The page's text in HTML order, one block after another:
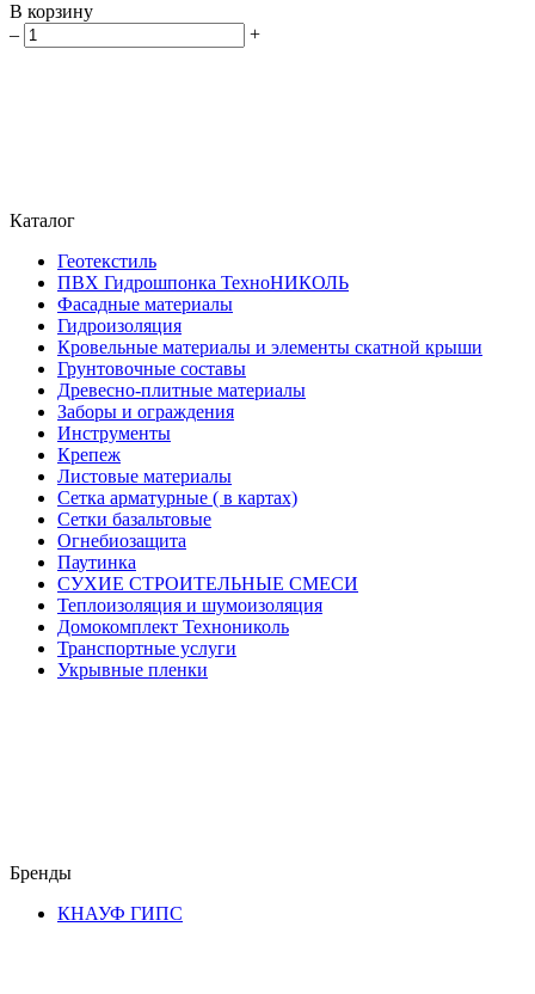
В корзину
–
+
Каталог
Геотекстиль
ПВХ Гидрошпонка ТехноНИКОЛЬ
Фасадные материалы
Гидроизоляция
Кровельные материалы и элементы скатной крыши
Грунтовочные составы
Древесно-плитные материалы
Заборы и ограждения
Инструменты
Крепеж
Листовые материалы
Сетка арматурные ( в картах)
Сетки базальтовые
Огнебиозащита
Паутинка
СУХИЕ СТРОИТЕЛЬНЫЕ СМЕСИ
Теплоизоляция и шумоизоляция
Домокомплект Технониколь
Транспортные услуги
Укрывные пленки
Бренды
КНАУФ ГИПС